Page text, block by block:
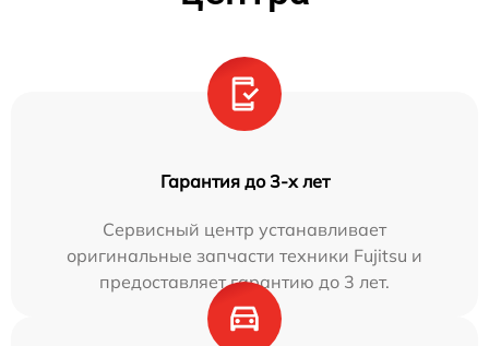
Гарантия до 3-х лет
Сервисный центр устанавливает
оригинальные запчасти техники Fujitsu и
предоставляет гарантию до 3 лет.